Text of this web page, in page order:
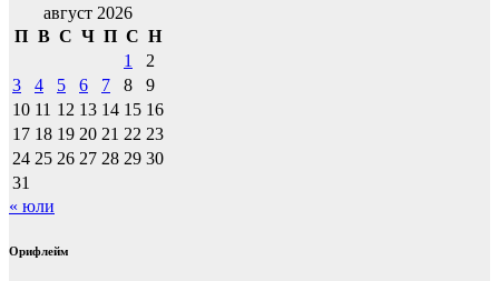
август 2026
П В С Ч П С Н
1
2
3
4 5 6 7 8
9
10 11 12 13 14 15 16
17 18 19 20 21 22 23
24 25 26 27 28 29 30
31
« юли
Орифлейм